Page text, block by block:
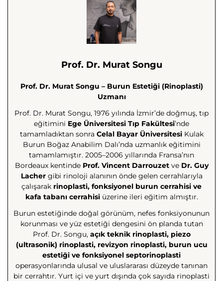
Prof. Dr. Murat Songu
Prof. Dr. Murat Songu – Burun Estetiği (Rinoplasti)
Uzmanı
Prof. Dr. Murat Songu, 1976 yılında İzmir’de doğmuş, tıp
eğitimini Ege Üniversitesi Tıp Fakültesi’nde
tamamladıktan sonra Celal Bayar ÜniversitesiKulak
Burun Boğaz Anabilim Dalı’nda uzmanlık eğitimini
tamamlamıştır. 2005–2006 yıllarında Fransa’nın
Bordeaux kentinde Prof. Vincent Darrouzetve Dr. Guy
Lachergibi rinoloji alanının önde gelen cerrahlarıyla
çalışarak rinoplasti, fonksiyonel burun cerrahisi ve
kafa tabanı cerrahisiüzerine ileri eğitim almıştır.
Burun estetiğinde doğal görünüm, nefes fonksiyonunun
korunması ve yüz estetiği dengesini ön planda tutan
Prof. Dr. Songu,açık teknik rinoplasti, piezo
(ultrasonik) rinoplasti, revizyon rinoplasti, burun ucu
estetiği ve fonksiyonel septorinoplasti
operasyonlarında ulusal ve uluslararası düzeyde tanınan
bir cerrahtır. Yurt içi ve yurt dışında çok sayıda rinoplasti